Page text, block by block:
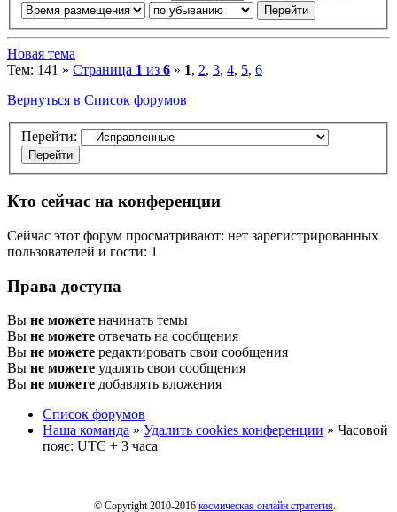
Новая тема
Тем: 141 » Страница 1 из 6 » 1, 2, 3, 4, 5, 6
Вернуться в Список форумов
Перейти:
Кто сейчас на конференции
Сейчас этот форум просматривают: нет зарегистрированных
пользователей и гости: 1
Права доступа
Вы не можете начинать темы
Вы не можете отвечать на сообщения
Вы не можете редактировать свои сообщения
Вы не можете удалять свои сообщения
Вы не можете добавлять вложения
Список форумов
Наша команда » Удалить cookies конференции » Часовой
пояс: UTC + 3 часа
© Copyright 2010-2016 космическая онлайн стратегия.